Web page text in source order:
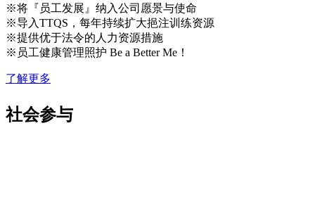
※将『员工发展』纳入公司愿景与使命
※导入TTQS，每年持续扩大挹注训练资源
※提供优于法令的人力资源措施
※员工健康管理照护 Be a Better Me！
了解更多
社会参与